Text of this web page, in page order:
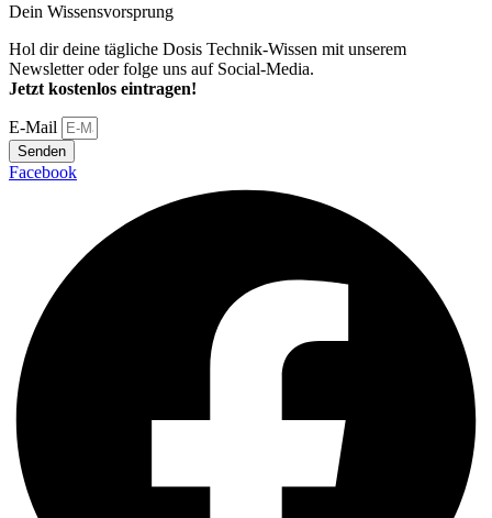
Dein Wissensvorsprung
Hol dir deine tägliche Dosis Technik-Wissen mit unserem
Newsletter oder folge uns auf Social-Media.
Jetzt kostenlos eintragen!
E-Mail
Senden
Facebook